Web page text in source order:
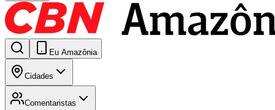
Eu Amazônia
Cidades
Comentaristas